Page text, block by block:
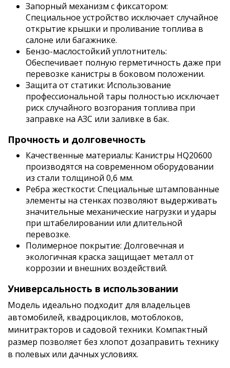
Запорный механизм с фиксатором:
Специальное устройство исключает случайное
открытие крышки и проливание топлива в
салоне или багажнике.
Бензо-маслостойкий уплотнитель:
Обеспечивает полную герметичность даже при
перевозке канистры в боковом положении.
Защита от статики: Использование
профессиональной тары полностью исключает
риск случайного возгорания топлива при
заправке на АЗС или заливке в бак.
Прочность и долговечность
Качественные материалы: Канистры HQ20600
производятся на современном оборудовании
из стали толщиной 0,6 мм.
Ребра жесткости: Специальные штампованные
элементы на стенках позволяют выдерживать
значительные механические нагрузки и удары
при штабелировании или длительной
перевозке.
Полимерное покрытие: Долговечная и
экологичная краска защищает металл от
коррозии и внешних воздействий.
Универсальность в использовании
Модель идеально подходит для владельцев
автомобилей, квадроциклов, мотоблоков,
минитракторов и садовой техники. Компактный
размер позволяет без хлопот дозаправить технику
в полевых или дачных условиях.